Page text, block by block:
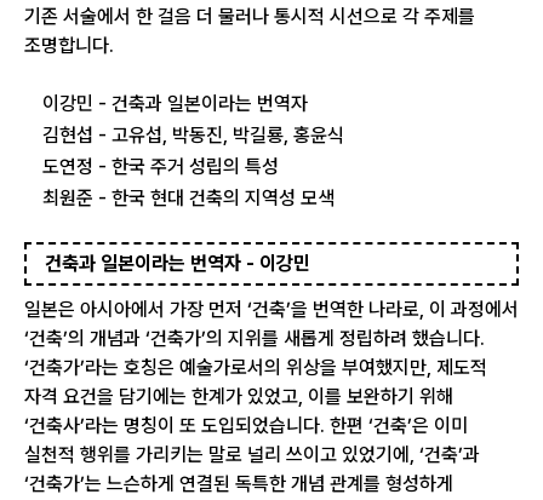
기존 서술에서 한 걸음 더 물러나 통시적 시선으로 각 주제를
조명합니다.
이강민 - 건축과 일본이라는 번역자
김현섭 - 고유섭, 박동진, 박길룡, 홍윤식
도연정 - 한국 주거 성립의 특성
최원준 - 한국 현대 건축의 지역성 모색
건축과 일본이라는 번역자 - 이강민
일본은 아시아에서 가장 먼저 ‘건축’을 번역한 나라로, 이 과정에서
‘건축’의 개념과 ‘건축가’의 지위를 새롭게 정립하려 했습니다.
‘건축가’라는 호칭은 예술가로서의 위상을 부여했지만, 제도적
자격 요건을 담기에는 한계가 있었고, 이를 보완하기 위해
‘건축사’라는 명칭이 또 도입되었습니다. 한편 ‘건축’은 이미
실천적 행위를 가리키는 말로 널리 쓰이고 있었기에, ‘건축’과
‘건축가’는 느슨하게 연결된 독특한 개념 관계를 형성하게